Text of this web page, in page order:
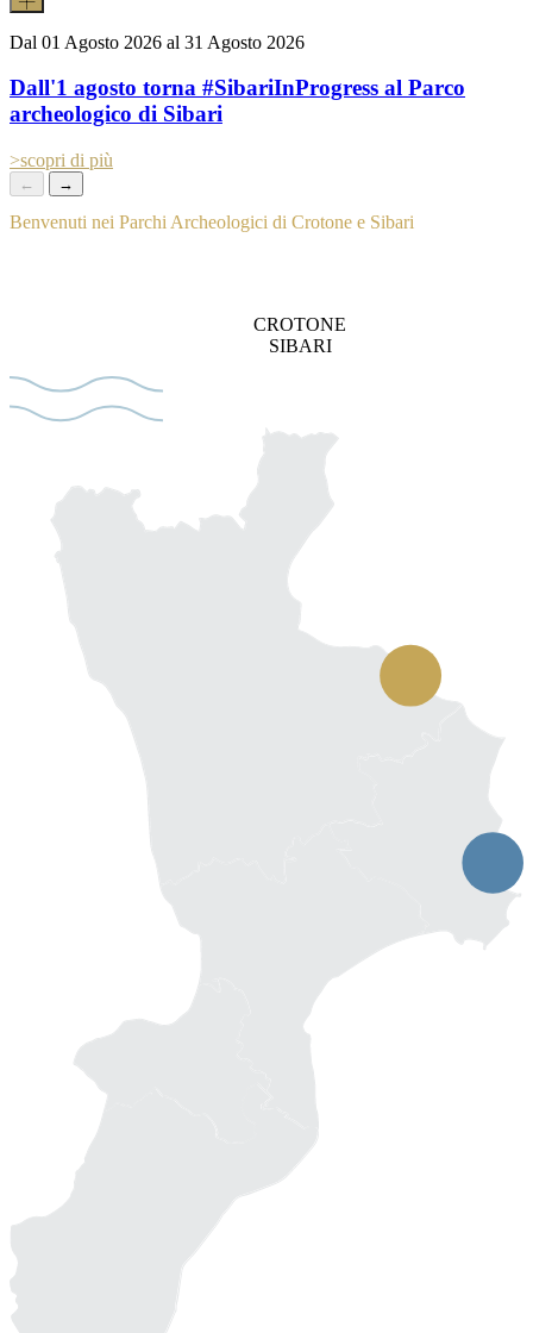
Dal 01 Agosto 2026 al 31 Agosto 2026
Dall'1 agosto torna #SibariInProgress al Parco
archeologico di Sibari
>scopri di più
← →
Benvenuti nei Parchi Archeologici di Crotone e Sibari
CROTONE
SIBARI